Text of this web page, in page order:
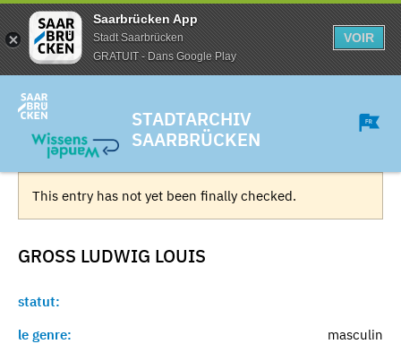
Saarbrücken App
Stadt Saarbrücken
GRATUIT - Dans Google Play
VOIR
STADTARCHIV
SAARBRÜCKEN
This entry has not yet been finally checked.
GROSS LUDWIG LOUIS
statut:
le genre:
masculin